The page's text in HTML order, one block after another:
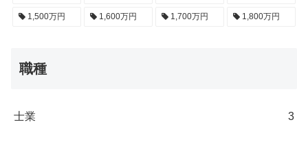
1,500万円 1,600万円 1,700万円 1,800万円
職種
士業 3